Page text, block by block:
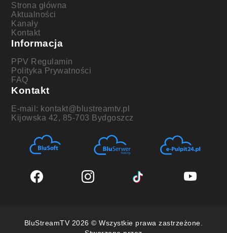
Strona główna
Aktualności
Kanały
Kontakt
Informacja
PPV Regulamin
Polityka Prywatności
FAQ
Kontakt
E-mail: kontakt@blustreamtv.pl
Kijowska 42, 85-703 Bydgoszcz
BluStreamTV 2026 © Wszystkie prawa zastrzeżone.